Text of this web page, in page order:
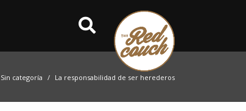
Sin categoría La responsabilidad de ser herederos